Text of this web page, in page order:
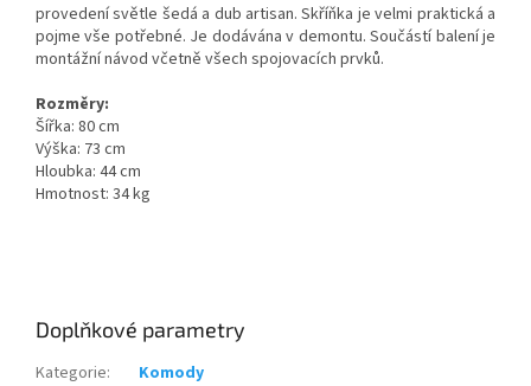
provedení světle šedá a dub artisan. Skříňka je velmi praktická a
pojme vše potřebné. Je dodávána v demontu. Součástí balení je
montážní návod včetně všech spojovacích prvků.
Rozměry:
Šířka: 80 cm
Výška: 73 cm
Hloubka: 44 cm
Hmotnost: 34 kg
Doplňkové parametry
Kategorie:
Komody